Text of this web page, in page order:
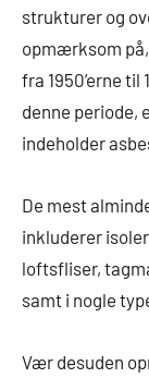
strukturer og
opmærksom
fra 1950’erne til
denne periode,
indeholder
De mest
inkluderer
loftsfliser,
samt i nogle
Vær desuden